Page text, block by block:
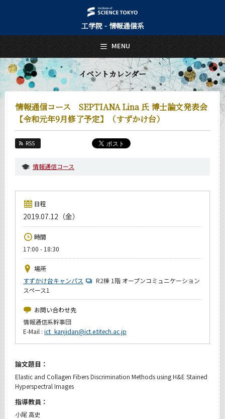
工学院 - 情報通信系
イベントカレンダー
情報通信コース SEPTIANA Lina 氏 博士論文発表会
【令和元年9月修了予定】（すずかけ台）
RSS
情報通信コース
日程
2019.07.12（金）
時間
17:00 - 18:30
場所
すずかけ台キャンパス
R2棟 1階 オープンコミュニケーション
スペース1
お問い合わせ先
情報通信系幹事団
E-Mail : ict_kanjidan@ict.e.titech.ac.jp
論文題目：
Elastic and Collagen Fibers Discrimination Methods using H&E Stained
Hyperspectral Images
指導教員：
小尾 高史
MENU
日本語 English
トップページ
Top Page
情報通信系について
About Us
教育
Education
教員・研究室
Faculty and Laboratories
未来
Admissions
情報通信系 News
News
イベントカレンダー
Event Calendar
今後のイベント
年別アーカイブ